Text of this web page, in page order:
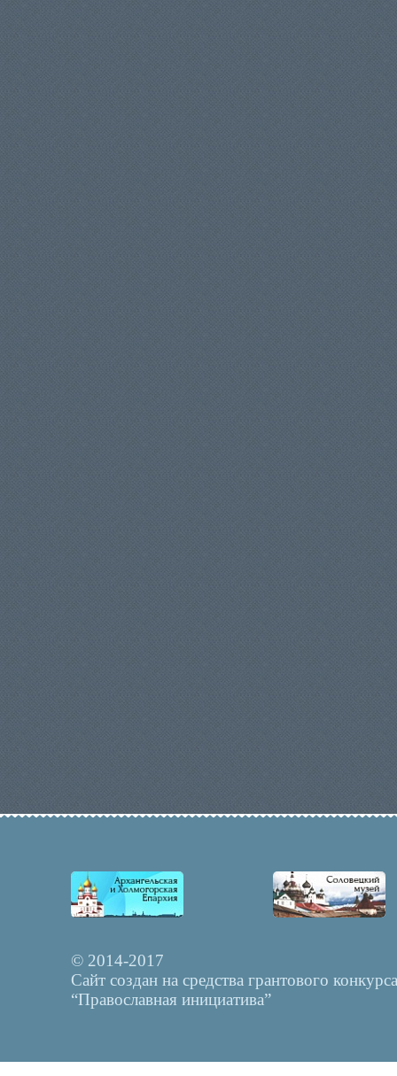
© 2014-2017
Сайт создан на средства грантового конкурса
“Православная инициатива”